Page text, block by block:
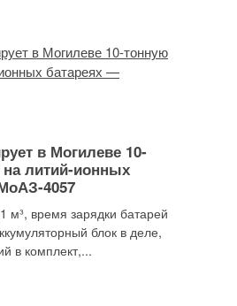
в Могилеве 10-
литий-ионных
4057
время зарядки батарей
блок в деле,
в комплект,...